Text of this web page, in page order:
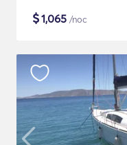
$1,065 /noc